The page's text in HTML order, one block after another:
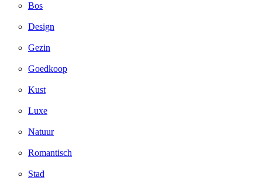
Bos
Design
Gezin
Goedkoop
Kust
Luxe
Natuur
Romantisch
Stad